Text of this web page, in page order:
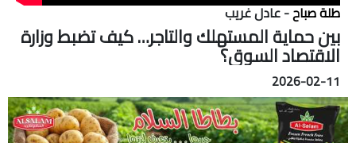
طلة صباح- عادل غريب
بين حماية المستهلك والتاجر… كيف تضبط وزارة
الاقتصاد السوق؟
2026-02-11